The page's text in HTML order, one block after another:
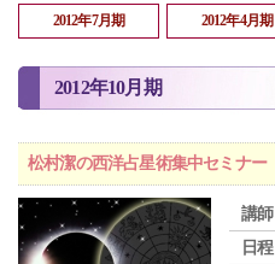
2012年7月期 2012年4月期
2012年10月期
松村潔の西洋占星術集中セミナー
講師
日程